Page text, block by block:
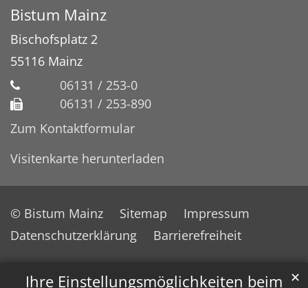
Ihre Einstellungsmöglichkeiten beim ✕
Bistum Mainz
Bischofsplatz 2
55116 Mainz
06131 / 253-0
06131 / 253-890
Zum Kontaktformular
Visitenkarte herunterladen
© Bistum Mainz Sitemap
Impressum
Datenschutzerklärung
Barrierefreiheit